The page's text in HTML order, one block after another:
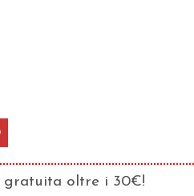
gratuita oltre i 30€!